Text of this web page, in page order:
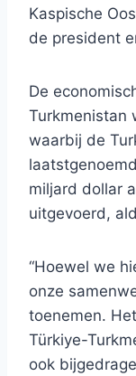
Kaspische
de president
De
Turkmenistan
waarbij de
miljard dollar
uitgevoerd,
“Hoewel we
onze
toenemen.
Türkiye-
ook